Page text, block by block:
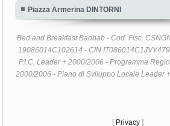
Piazza Armerina DINTORNI
Bed and Breakfast Baobab - Cod. Fisc.
19086014C102614 - CIN
P.I.C. Leader + 2000/2006 - Programma
2000/2006 - Piano di Sviluppo Locale Leader
[ Privacy ]